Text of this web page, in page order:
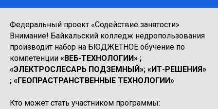
Федеральный проект «Содействие занятости»
Внимание! Байкальский колледж недропользования
производит набор на БЮДЖЕТНОЕ обучение по
компетенции «ВЕБ-ТЕХНОЛОГИИ» ;
«ЭЛЕКТРОСЛЕСАРЬ ПОДЗЕМНЫЙ»; «ИТ-РЕШЕНИЯ»
; «ГЕОПРАСТРАНСТВЕННЫЕ ТЕХНОЛОГИИ».
Кто может стать участником программы: